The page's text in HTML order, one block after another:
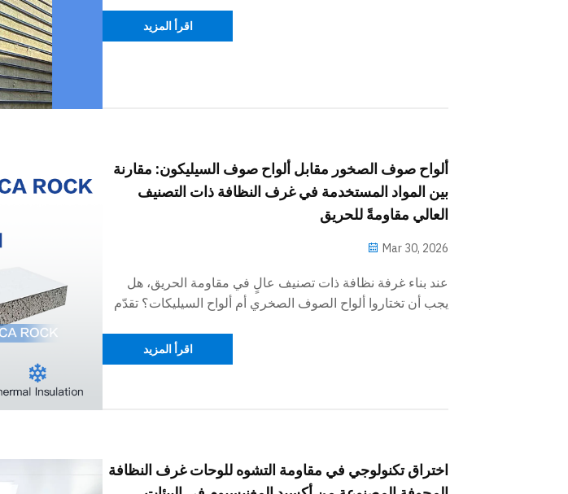
اقرأ المزيد
ألواح صوف الصخور مقابل ألواح صوف السيليكون: مقارنة
بين المواد المستخدمة في غرف النظافة ذات التصنيف
العالي مقاومةً للحريق
Mar 30, 2026
عند بناء غرفة نظافة ذات تصنيف عالٍ في مقاومة الحريق، هل
يجب أن تختاروا ألواح الصوف الصخري أم ألواح السيليكات؟ تقدّم
والتوصيل الحراري، ومقاومة الرطوبة، وتكاليف الإنشاء، وذلك
لمساعدتكم على اتخاذ قرارٍ مستنير عند اختيار الألواح المركبة
اقرأ المزيد
اختراق تكنولوجي في مقاومة التشوه للوحات غرف النظافة